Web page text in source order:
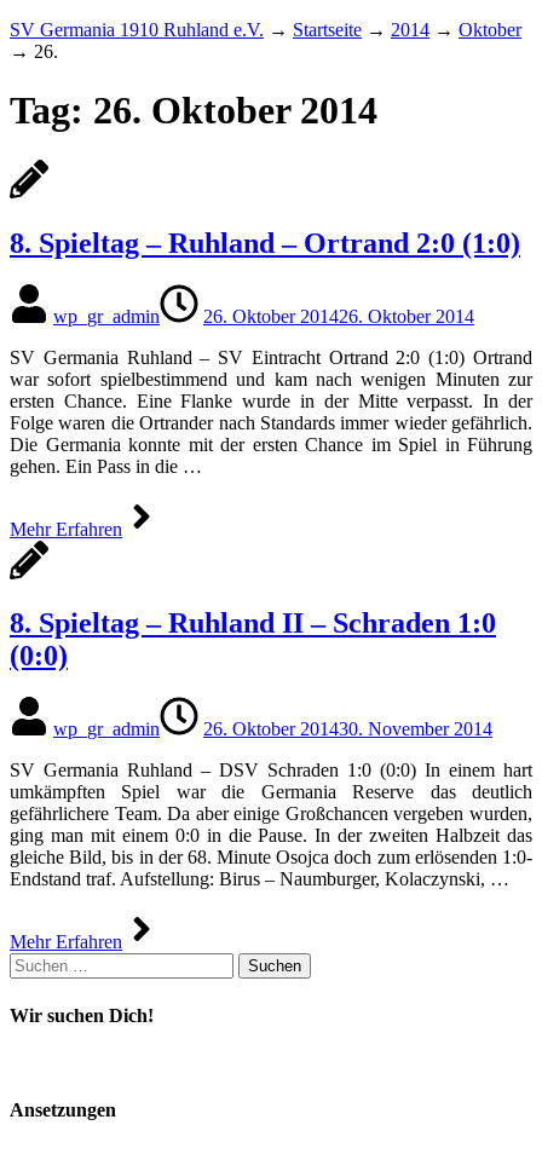
SV Germania 1910 Ruhland e.V. → Startseite → 2014 → Oktober
→ 26.
Tag: 26. Oktober 2014
8. Spieltag – Ruhland – Ortrand 2:0 (1:0)
wp_gr_admin 26. Oktober 201426. Oktober 2014
SV Germania Ruhland – SV Eintracht Ortrand 2:0 (1:0) Ortrand
war sofort spielbestimmend und kam nach wenigen Minuten zur
ersten Chance. Eine Flanke wurde in der Mitte verpasst. In der
Folge waren die Ortrander nach Standards immer wieder gefährlich.
Die Germania konnte mit der ersten Chance im Spiel in Führung
gehen. Ein Pass in die …
Mehr Erfahren
8. Spieltag – Ruhland II – Schraden 1:0
(0:0)
wp_gr_admin 26. Oktober 201430. November 2014
SV Germania Ruhland – DSV Schraden 1:0 (0:0) In einem hart
umkämpften Spiel war die Germania Reserve das deutlich
gefährlichere Team. Da aber einige Großchancen vergeben wurden,
ging man mit einem 0:0 in die Pause. In der zweiten Halbzeit das
gleiche Bild, bis in der 68. Minute Osojca doch zum erlösenden 1:0-
Endstand traf. Aufstellung: Birus – Naumburger, Kolaczynski, …
Mehr Erfahren
Suchen
nach:
Wir suchen Dich!
Ansetzungen